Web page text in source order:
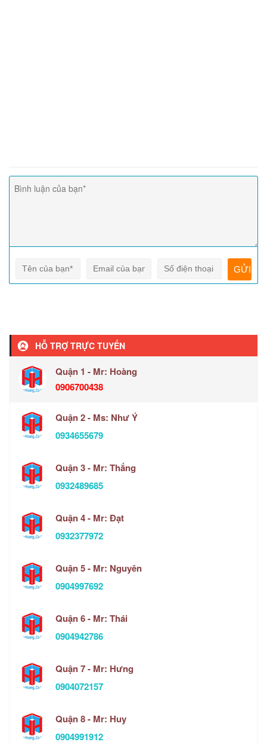
HỖ TRỢ TRỰC TUYẾN
Quận 1 - Mr: Hoàng
0906700438
Quận 2 - Ms: Như Ý
0934655679
Quận 3 - Mr: Thắng
0932489685
Quận 4 - Mr: Đạt
0932377972
Quận 5 - Mr: Nguyên
0904997692
Quận 6 - Mr: Thái
0904942786
Quận 7 - Mr: Hưng
0904072157
Quận 8 - Mr: Huy
0904991912